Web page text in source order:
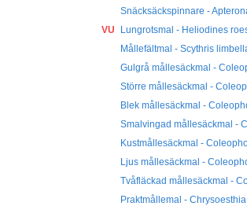
Snäcksäckspinnare -
VU
Lungrotsmal - Heliodines
Mållefältmal - Scythris
Gulgrå mållesäckmal -
Större mållesäckmal -
Blek mållesäckmal -
Smalvingad mållesäckmal -
Kustmållesäckmal -
Ljus mållesäckmal -
Tvåfläckad mållesäckmal -
Praktmållemal -